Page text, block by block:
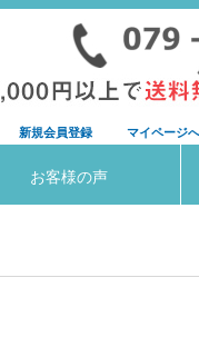
新規会員登録 マイページ
お客様の声